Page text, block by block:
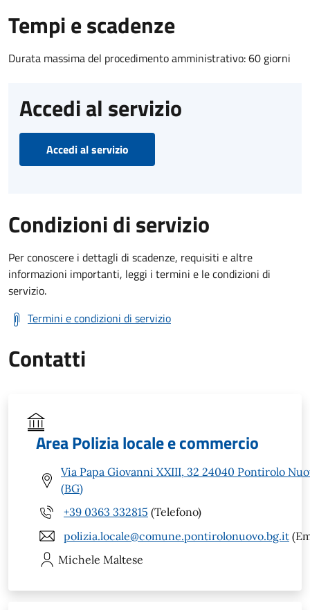
Tempi e scadenze
Durata massima del procedimento amministrativo: 60 giorni
Accedi al servizio
Accedi al servizio
Condizioni di servizio
Per conoscere i dettagli di scadenze, requisiti e altre
informazioni importanti, leggi i termini e le condizioni di
servizio.
Termini e condizioni di servizio
Contatti
Area Polizia locale e commercio
Via Papa Giovanni XXIII, 32 24040 Pontirolo
(BG)
+39 0363 332815 (Telefono)
polizia.locale@comune.pontirolonuovo.bg.it
Michele Maltese